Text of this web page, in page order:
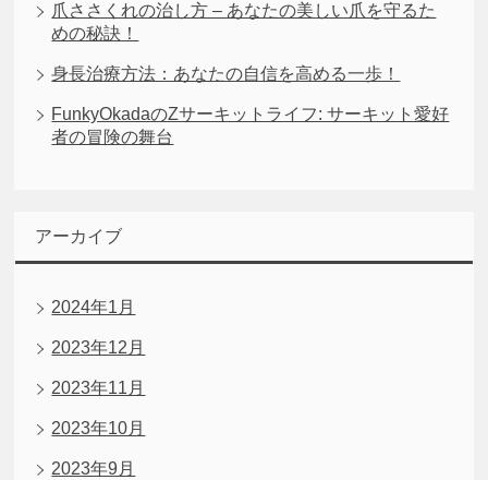
爪ささくれの治し方 – あなたの美しい爪を守るた
めの秘訣！
身長治療方法：あなたの自信を高める一歩！
FunkyOkadaのZサーキットライフ: サーキット愛好
者の冒険の舞台
アーカイブ
2024年1月
2023年12月
2023年11月
2023年10月
2023年9月